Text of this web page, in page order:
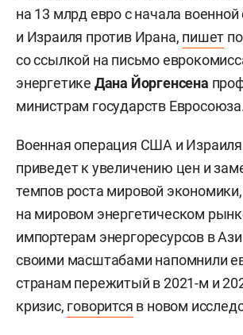
на 13 млрд евро с начала
и Израиля против Ирана, пишет
со ссылкой на письмо
энергетике Дана Йоргенсена
министрам государств
Военная операция США и
приведет к увеличению цен и
темпов роста мировой
на мировом энергетическом
импортерам энергоресурсов в
своими масштабами напомнили
странам пережитый в 2021-м и
кризис, говорится в новом